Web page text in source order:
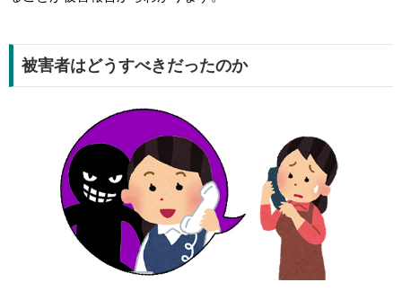
被害者はどうすべきだったのか